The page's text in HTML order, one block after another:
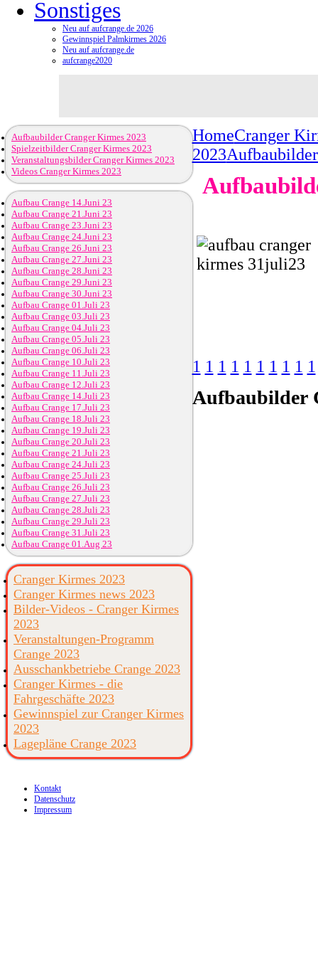
Sonstiges
Neu auf aufcrange.de 2026
Gewinnspiel Palmkirmes 2026
Neu auf aufcrange.de
aufcrange2020
HomeCranger
2023
1 1 1 1 1 1 1 1 1 1
Aufbaubilder
Aufbaubilder Cranger Kirmes 2023
Spielzeitbilder Cranger Kirmes 2023
Veranstaltungsbilder Cranger Kirmes 2023
Videos Cranger Kirmes 2023
Aufbau Crange 14.Juni 23
Aufbau Crange 21.Juni 23
Aufbau Crange 23.Juni 23
Aufbau Crange 24.Juni 23
Aufbau Crange 26.Juni 23
Aufbau Crange 27.Juni 23
Aufbau Crange 28.Juni 23
Aufbau Crange 29.Juni 23
Aufbau Crange 30.Juni 23
Aufbau Crange 01.Juli 23
Aufbau Crange 03.Juli 23
Aufbau Crange 04.Juli 23
Aufbau Crange 05.Juli 23
Aufbau Crange 06.Juli 23
Aufbau Crange 10.Juli 23
Aufbau Crange 11.Juli 23
Aufbau Crange 12.Juli 23
Aufbau Crange 14.Juli 23
Aufbau Crange 17.Juli 23
Aufbau Crange 18.Juli 23
Aufbau Crange 19.Juli 23
Aufbau Crange 20.Juli 23
Aufbau Crange 21.Juli 23
Aufbau Crange 24.Juli 23
Aufbau Crange 25.Juli 23
Aufbau Crange 26.Juli 23
Aufbau Crange 27.Juli 23
Aufbau Crange 28.Juli 23
Aufbau Crange 29.Juli 23
Aufbau Crange 31.Juli 23
Aufbau Crange 01.Aug 23
Cranger Kirmes 2023
Cranger Kirmes news 2023
Bilder-Videos - Cranger Kirmes
2023
Veranstaltungen-Programm
Crange 2023
Ausschankbetriebe Crange 2023
Cranger Kirmes - die
Fahrgeschäfte 2023
Gewinnspiel zur Cranger Kirmes
2023
Lagepläne Crange 2023
Kontakt
Datenschutz
Impressum